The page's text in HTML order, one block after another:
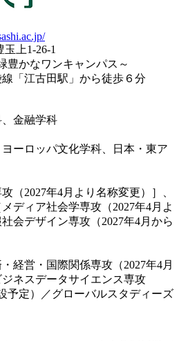
上1-26-1
豊かなワンキャンパス～
「江古田駅」から徒歩６分
金融学科
ーロッパ文化学科、日本・東ア
（2027年4月より名称変更）］、
ディア社会学専攻（2027年4月よ
会デザイン専攻（2027年4月から
経営・国際関係専攻（2027年4月
ネスデータサイエンス専攻
予定）／グローバルスタディーズ